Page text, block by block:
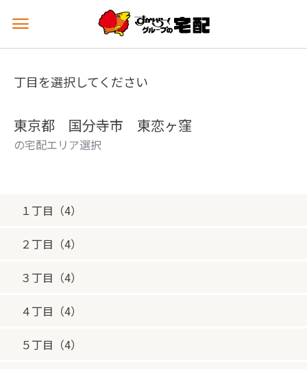
メ
ュ
を
丁目を選択してください
東京都 国分寺市 東恋ヶ窪
の宅配エリア選択
１丁目（4）
２丁目（4）
３丁目（4）
４丁目（4）
５丁目（4）